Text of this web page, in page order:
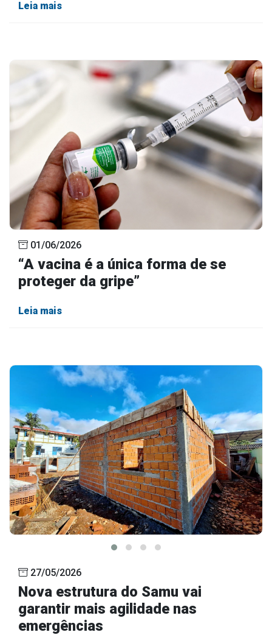
Leia mais
01/06/2026
“A vacina é a única forma de se
proteger da gripe”
Leia mais
27/05/2026
Nova estrutura do Samu vai
garantir mais agilidade nas
emergências